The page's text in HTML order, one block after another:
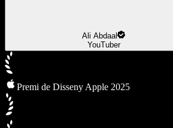
Ali Abdaal
YouTuber
Premi de Disseny Apple 2025